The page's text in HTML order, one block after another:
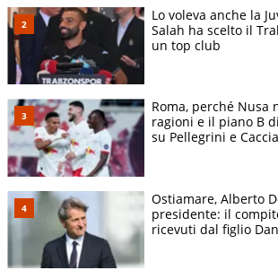
Lo voleva anche la
Salah ha scelto il
un top club
Roma, perché Nusa
ragioni e il piano B
su Pellegrini e
Ostiamare, Alberto
presidente: il
ricevuti dal figlio